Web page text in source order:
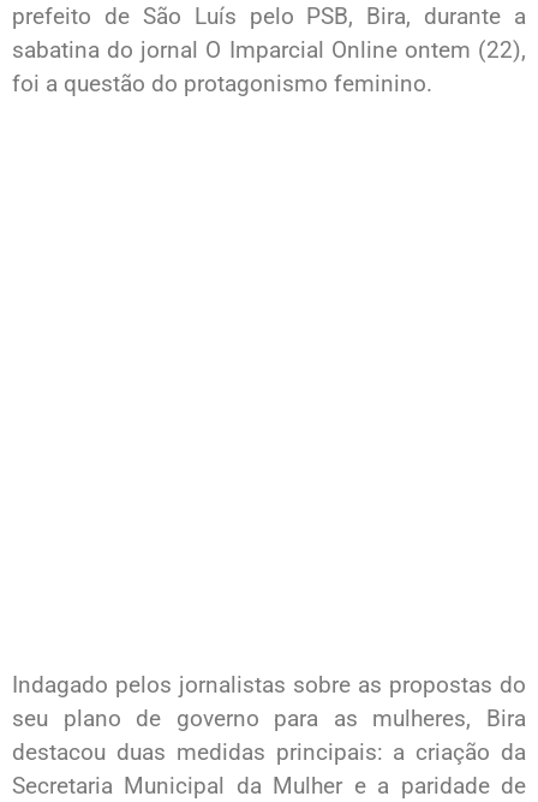
prefeito de São Luís pelo PSB, Bira, durante a
sabatina do jornal O Imparcial Online ontem (22),
foi a questão do protagonismo feminino.
Indagado pelos jornalistas sobre as propostas do
seu plano de governo para as mulheres, Bira
destacou duas medidas principais: a criação da
Secretaria Municipal da Mulher e a paridade de